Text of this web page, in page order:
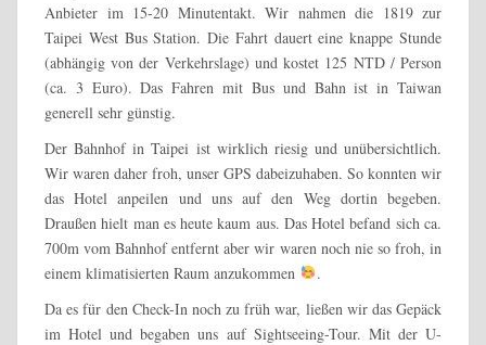
Anbieter im 15-20 Minutentakt. Wir nahmen die 1819 zur
Taipei West Bus Station. Die Fahrt dauert eine knappe Stunde
(abhängig von der Verkehrslage) und kostet 125 NTD / Person
(ca. 3 Euro). Das Fahren mit Bus und Bahn ist in Taiwan
generell sehr günstig.
Der Bahnhof in Taipei ist wirklich riesig und unübersichtlich.
Wir waren daher froh, unser GPS dabeizuhaben. So konnten wir
das Hotel anpeilen und uns auf den Weg dortin begeben.
Draußen hielt man es heute kaum aus. Das Hotel befand sich ca.
700m vom Bahnhof entfernt aber wir waren noch nie so froh, in
einem klimatisierten Raum anzukommen
.
Da es für den Check-In noch zu früh war, ließen wir das Gepäck
im Hotel und begaben uns auf Sightseeing-Tour. Mit der U-